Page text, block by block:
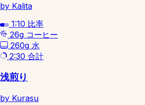
by Kalita
1:10 比率
26g コーヒー
260g 水
2:30 合計
浅煎り
by Kurasu